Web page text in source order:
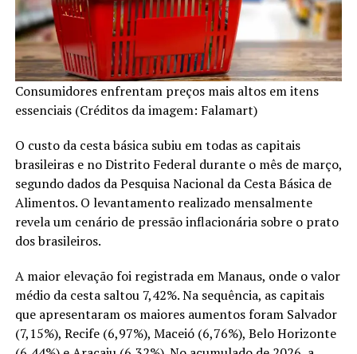
Consumidores enfrentam preços mais altos em itens
essenciais (Créditos da imagem: Falamart)
O custo da cesta básica subiu em todas as capitais
brasileiras e no Distrito Federal durante o mês de março,
segundo dados da Pesquisa Nacional da Cesta Básica de
Alimentos. O levantamento realizado mensalmente
revela um cenário de pressão inflacionária sobre o prato
dos brasileiros.
A maior elevação foi registrada em Manaus, onde o valor
médio da cesta saltou 7,42%. Na sequência, as capitais
que apresentaram os maiores aumentos foram Salvador
(7,15%), Recife (6,97%), Maceió (6,76%), Belo Horizonte